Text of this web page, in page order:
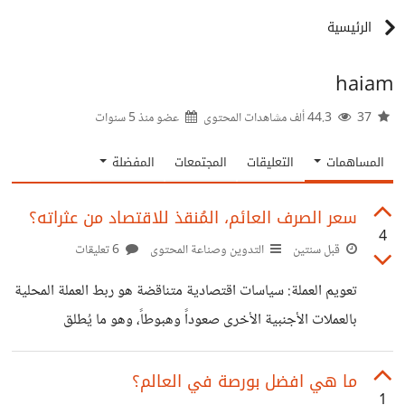
الرئيسية
haiam
عضو منذ5 سنوات
المساهمات التعليقات المجتمعات المفضلة
4
سعر الصرف العائم، المُنقذ للاقتصاد من عثراته؟
قبل سنتين التدوين وصناعة المحتوى
تعويم العملة: سياسات اقتصادية متناقضة هو ربط العملة المحلية
بالعملات الأجنبية الأخرى صعوداً وهبوطاً، وهو ما يُطلق
عليه سعر الصرف العائم أو تعويم العملة الوطنية أو المحلية.
تابعونا على:
ما هي افضل بورصة في العالم؟